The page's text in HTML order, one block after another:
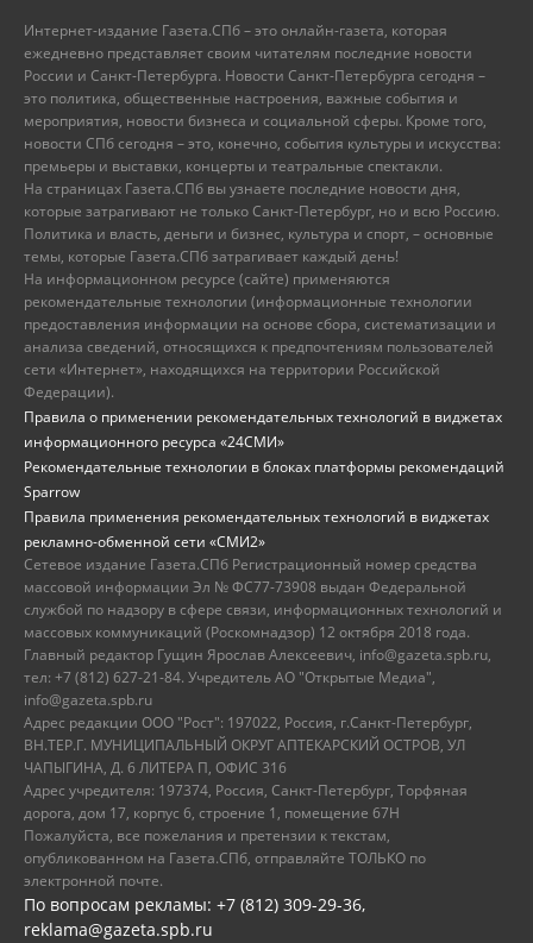
Интернет-издание Газета.СПб – это онлайн-газета, которая
ежедневно представляет своим читателям последние новости
России и Санкт-Петербурга. Новости Санкт-Петербурга сегодня –
это политика, общественные настроения, важные события и
мероприятия, новости бизнеса и социальной сферы. Кроме того,
новости СПб сегодня – это, конечно, события культуры и искусства:
премьеры и выставки, концерты и театральные спектакли.
На страницах Газета.СПб вы узнаете последние новости дня,
которые затрагивают не только Санкт-Петербург, но и всю Россию.
Политика и власть, деньги и бизнес, культура и спорт, – основные
темы, которые Газета.СПб затрагивает каждый день!
На информационном ресурсе (сайте) применяются
рекомендательные технологии (информационные технологии
предоставления информации на основе сбора, систематизации и
анализа сведений, относящихся к предпочтениям пользователей
сети «Интернет», находящихся на территории Российской
Федерации).
Правила о применении рекомендательных технологий в виджетах
информационного ресурса «24СМИ»
Рекомендательные технологии в блоках платформы рекомендаций
Sparrow
Правила применения рекомендательных технологий в виджетах
рекламно-обменной сети «СМИ2»
Сетевое издание Газета.СПб Регистрационный номер средства
массовой информации Эл № ФС77-73908 выдан Федеральной
службой по надзору в сфере связи, информационных технологий и
массовых коммуникаций (Роскомнадзор) 12 октября 2018 года.
Главный редактор Гущин Ярослав Алексеевич, info@gazeta.spb.ru,
тел: +7 (812) 627-21-84. Учредитель АО "Открытые Медиа",
info@gazeta.spb.ru
Адрес редакции ООО "Рост": 197022, Россия, г.Санкт-Петербург,
ВН.ТЕР.Г. МУНИЦИПАЛЬНЫЙ ОКРУГ АПТЕКАРСКИЙ ОСТРОВ, УЛ
ЧАПЫГИНА, Д. 6 ЛИТЕРА П, ОФИС 316
Адрес учредителя: 197374, Россия, Санкт-Петербург, Торфяная
дорога, дом 17, корпус 6, строение 1, помещение 67Н
Пожалуйста, все пожелания и претензии к текстам,
опубликованном на Газета.СПб, отправляйте ТОЛЬКО по
электронной почте.
По вопросам рекламы: +7 (812) 309-29-36,
reklama@gazeta.spb.ru